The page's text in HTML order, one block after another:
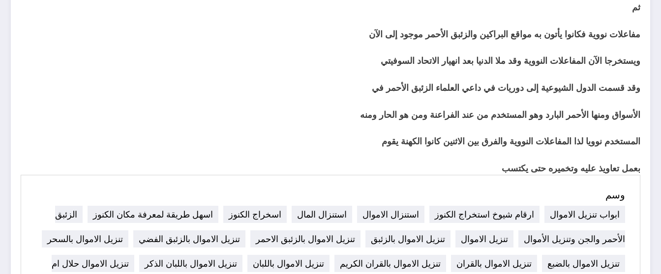
ثم
مفاعلات نووية فكانوا يأتون به مواقع البراكين والزئبق الأحمر موجود إلى الآن
ويستخرجا الآن المفاعلات النووية وقد ملا الدنيا بعد انهيار الاتحاد السوفيتي
وقد قسمت الدول الشيوعية إلى دوريات في داعي العلماء الزئبق الأحمر في
الأسواق ومنها الأحمر البارد وهو المستخدم من عند الفراعنة ومن هو الحار ومنه
المستخدم نوويا لذا المفاعلات النووية والفرق بين الاثنين كانوا الكهنة يقوم
بعمل تعاويذ عليه وتخميره حتى يكتسب
وسم
ابواب تنزيل الاموال ارقام شيوخ استخراج الكنوز استنزال الاموال استنزال المال اسخراج الكنوز اسهل طريقة لمعرفة مكان الكنوز الزئبق
الأحمر والجن وتنزيل الأموال تنزيل الاموال تنزيل الاموال بالزئبق تنزيل الاموال بالزئبق الاحمر تنزيل الاموال بالزئبق الفضي تنزيل الاموال بالسحر
تنزيل الاموال بالضبع تنزيل الاموال بالقران تنزيل الاموال بالقران الكريم تنزيل الاموال باللبان تنزيل الاموال باللبان الذكر تنزيل الاموال حلال ام